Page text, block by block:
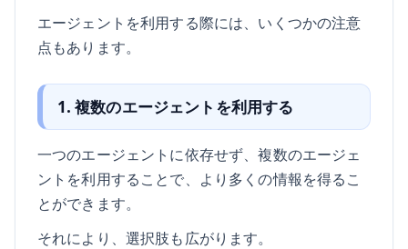
エージェントを利用する際には、いくつかの注意
点もあります。
1. 複数のエージェントを利用する
一つのエージェントに依存せず、複数のエージェ
ントを利用することで、より多くの情報を得るこ
とができます。
それにより、選択肢も広がります。